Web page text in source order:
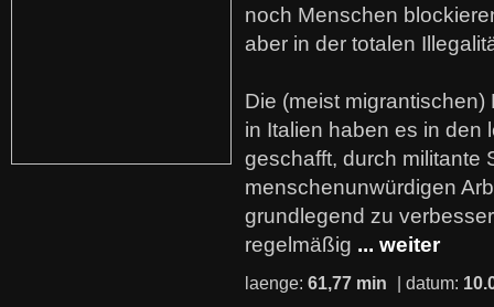
noch Menschen
aber in der totalen
Die (meist
in Italien haben es in den
geschafft, durch militante
menschenunwürdigen
grundlegend zu
regelmäßig ... weiter
laenge: 61,77 min | datum: